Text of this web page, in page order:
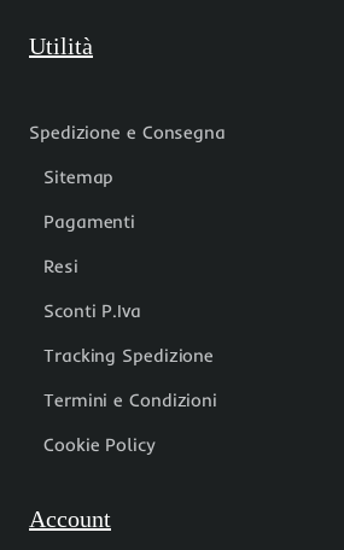
Utilità
Spedizione e Consegna
Sitemap
Pagamenti
Resi
Sconti P.Iva
Tracking Spedizione
Termini e Condizioni
Cookie Policy
Account